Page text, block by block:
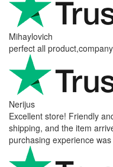
Adres e-mail nie jest wymagany.
odpowiedzi i nie zostanie
Twoje pytanie
Dodaj pytanie
Zakup sprawdzony